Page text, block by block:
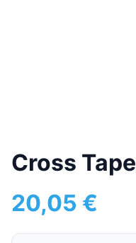
Cross Tape
20,05 €